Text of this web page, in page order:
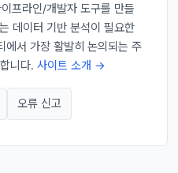
프라인/개발자 도구를 만들
데이터 기반 분석이 필요한
에서 가장 활발히 논의되는 주
니다. 사이트 소개 →
오류 신고